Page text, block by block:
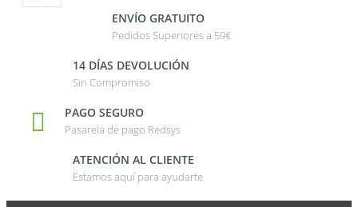
ENVÍO GRATUITO
Pedidos Superiores a 59€
14 DÍAS DEVOLUCIÓN
Sin Compromiso
PAGO SEGURO
Pasarela de pago Redsys
ATENCIÓN AL CLIENTE
Estamos aquí para ayudarte